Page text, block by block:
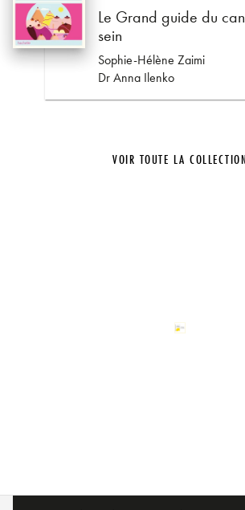
Le Grand guide du
sein
Sophie-Hélène Zaimi
Dr Anna Ilenko
VOIR TOUTE LA